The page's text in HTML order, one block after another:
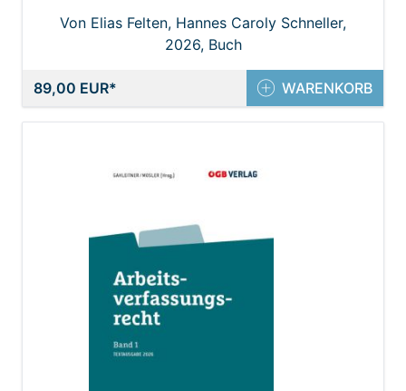
Von Elias Felten, Hannes Caroly Schneller,
Joachim Preiss, Thomas Radner, Walter J.
2026, Buch
89,00 EUR WARENKORB